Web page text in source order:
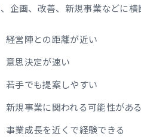
企画、改善、新規事業などに
経営陣との距離が近い
意思決定が速い
若手でも提案しやすい
新規事業に関われる可能性がある
事業成長を近くで経験できる